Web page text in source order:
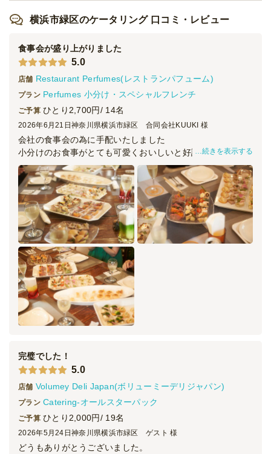
オードブル
3日前12時
定休日 日・月
最低ご注文金額 16,000
横浜市緑区のケータリング 口コミ・レビュー
食事会が盛り上がりました
5.0
店舗 Restaurant Perfumes(レストランパフューム)
プラン Perfumes 小分け・スペシャルフレンチ
ご予算 ひとり2,700円/ 14名
2026年6月21日神奈川県横浜市緑区 合同会社KUUKI 様
会社の食事会の為に手配いたしました
小分けのお食事がとても可愛くおいしいと好評でした
とりわけなども必要なく
自由な雰囲気になり
それぞれ楽しくコミュニケーションをとれていました
こちらに選んでよかったです
続きを表示する
完璧でした！
5.0
店舗 Volumey Deli Japan(ボリューミーデリジャパン)
プラン Catering-オールスターパック
ご予算 ひとり2,000円/ 19名
2026年5月24日 神奈川県横浜市緑区 ゲスト 様
どうもありがとうございました。